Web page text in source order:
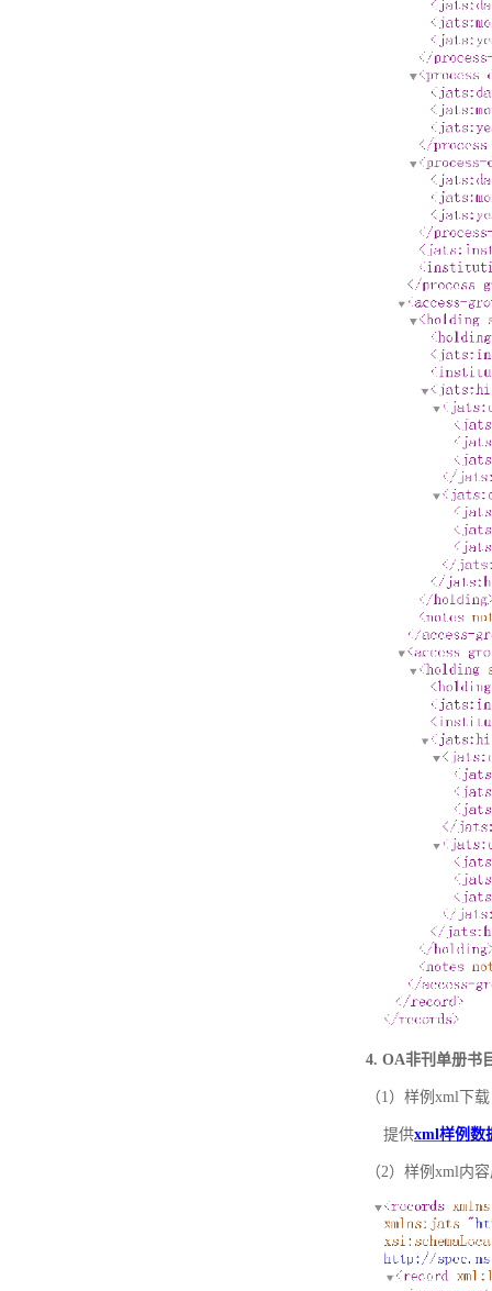
4. OA非刊单册书
（1）样例xml下载
提供xml样例数
（2）样例xml内